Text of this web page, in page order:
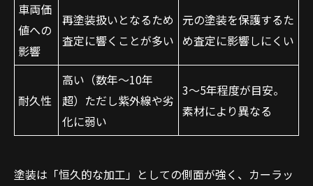
車両価
値への
影響
再塗装扱いとなるため
査定に響くことが多い
元の塗装を保護するた
め査定に影響しにくい
耐久性
高い（数年〜10年
超）ただし紫外線や劣
化に弱い
3〜5年程度が目安。
素材により異なる
塗装は「恒久的な加工」としての側面が強く、カーラッ